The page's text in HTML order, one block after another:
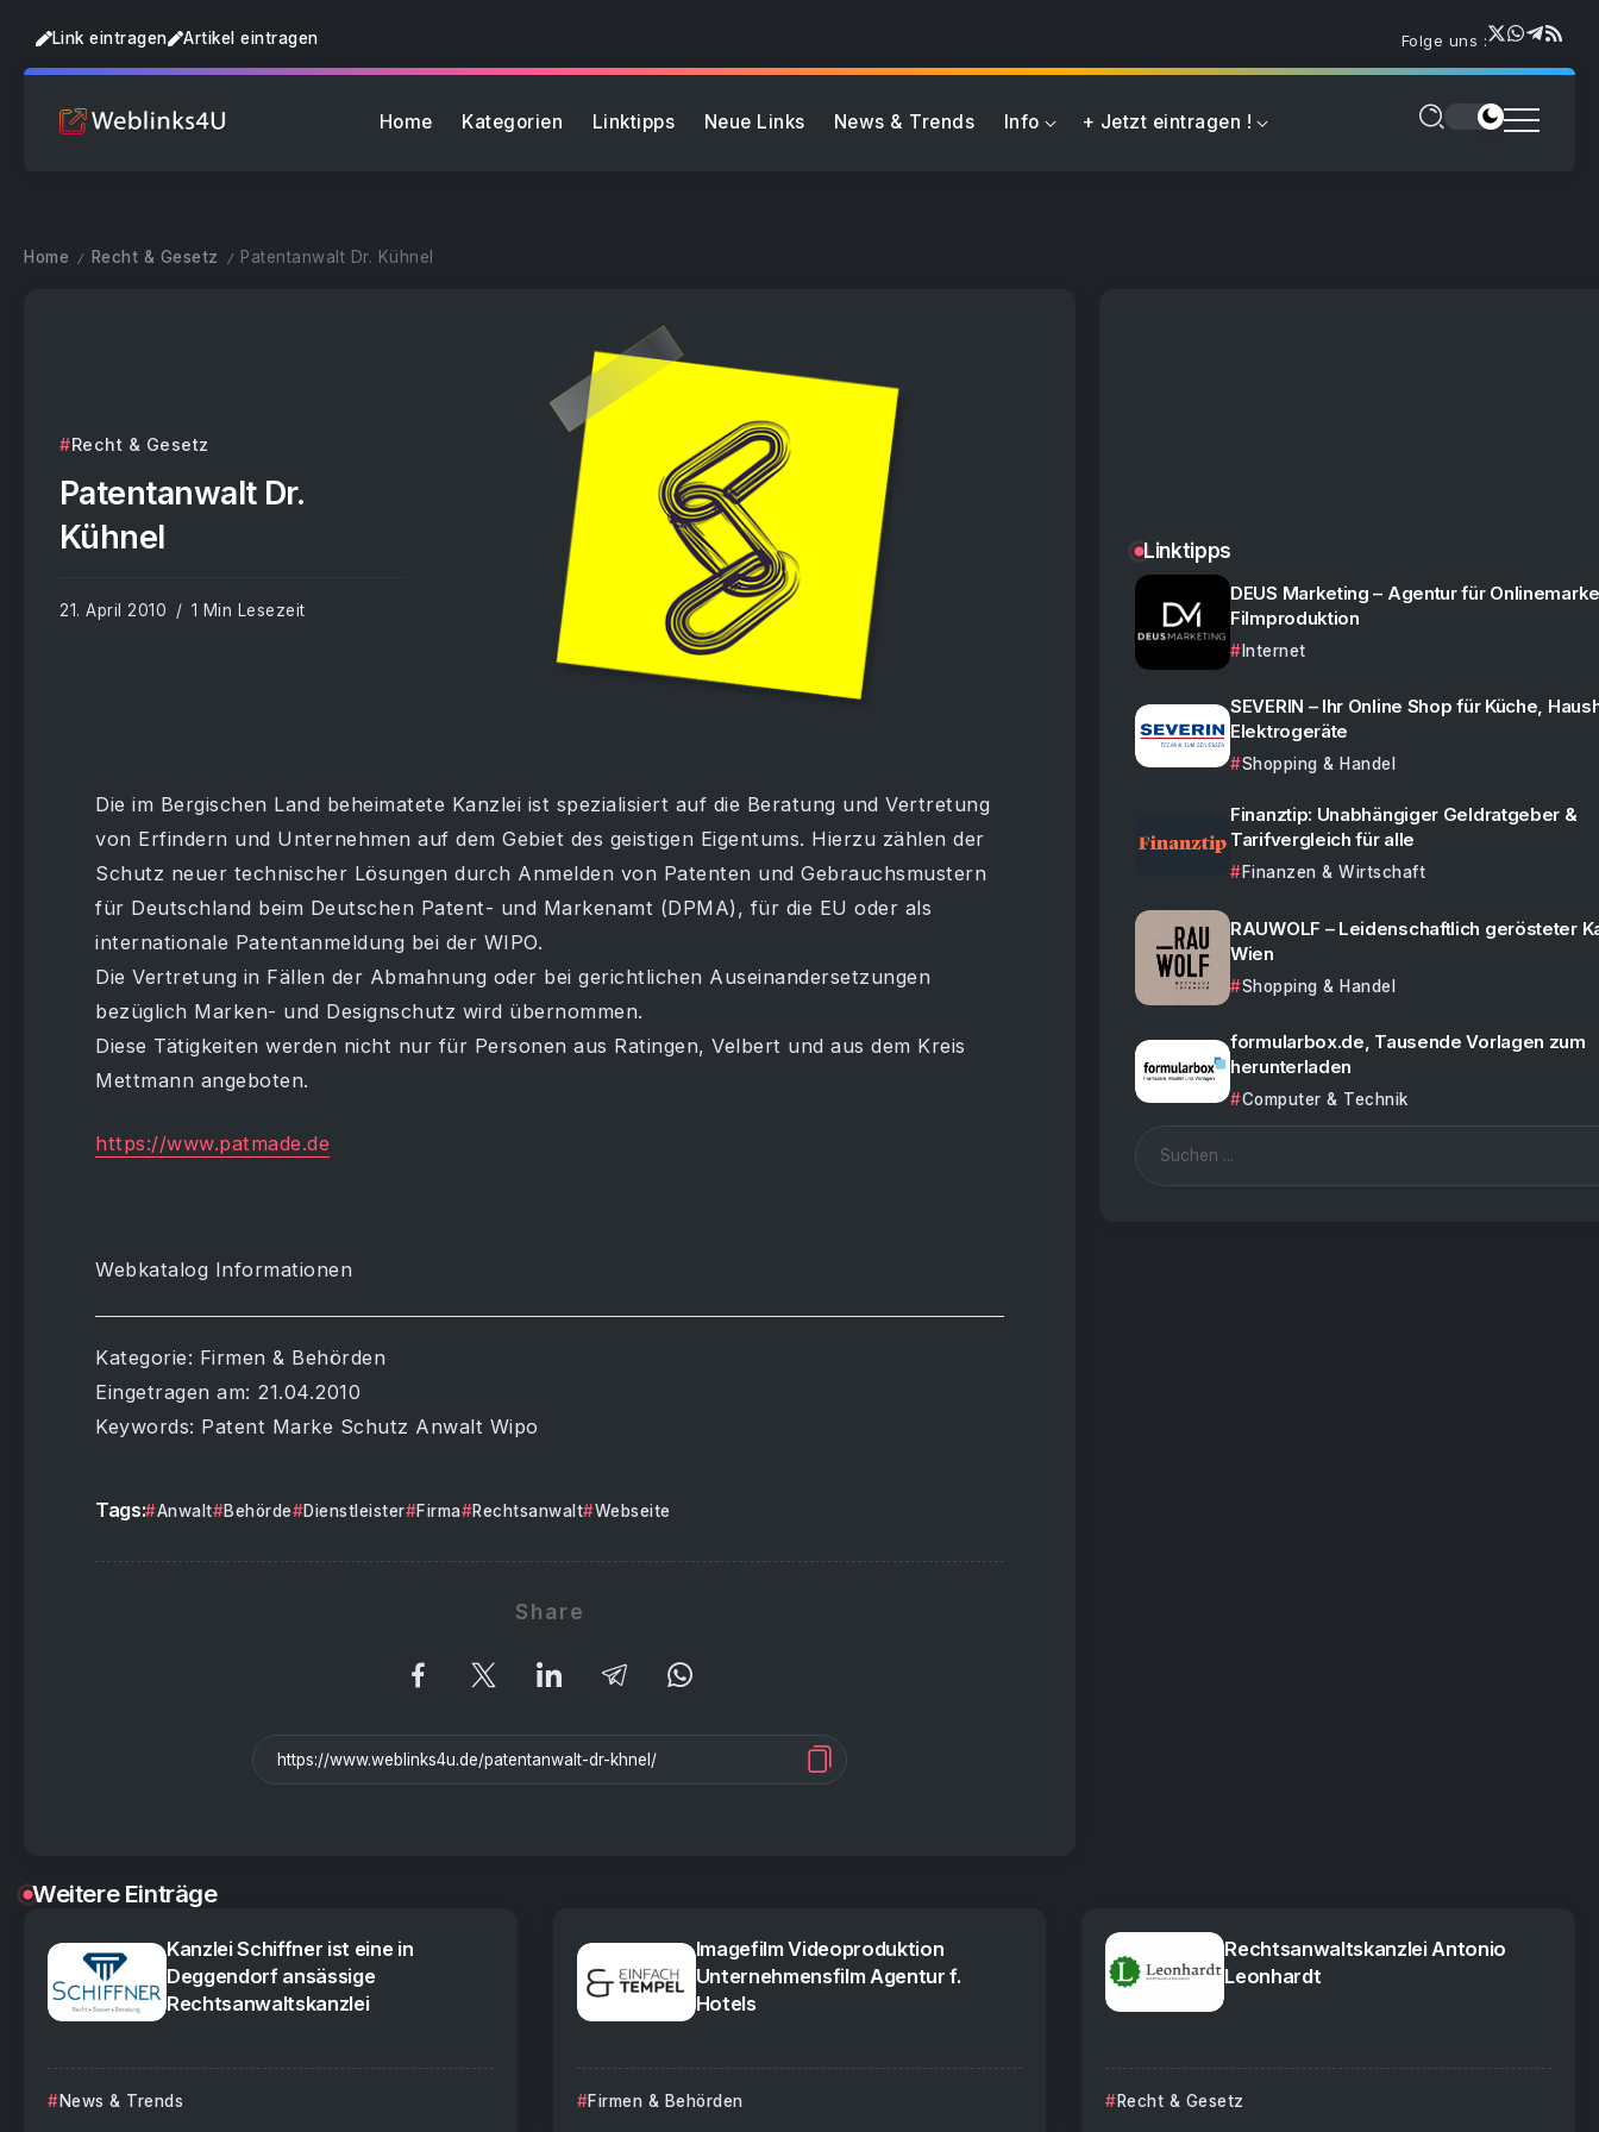
Link eintragen Artikel eintragen Folge uns :
Home Kategorien Linktipps Neue Links News & Trends Info + Jetzt eintragen !
Home / Recht & Gesetz / Patentanwalt Dr. Kühnel
Recht & Gesetz
Patentanwalt Dr.
Kühnel
21. April 2010 1 Min Lesezeit
Die im Bergischen Land beheimatete Kanzlei ist spezialisiert auf die Beratung und Vertretung
von Erfindern und Unternehmen auf dem Gebiet des geistigen Eigentums. Hierzu zählen der
Schutz neuer technischer Lösungen durch Anmelden von Patenten und Gebrauchsmustern
für Deutschland beim Deutschen Patent- und Markenamt (DPMA), für die EU oder als
internationale Patentanmeldung bei der WIPO.
Die Vertretung in Fällen der Abmahnung oder bei gerichtlichen Auseinandersetzungen
bezüglich Marken- und Designschutz wird übernommen.
Diese Tätigkeiten werden nicht nur für Personen aus Ratingen, Velbert und aus dem Kreis
Mettmann angeboten.
https://www.patmade.de
Webkatalog Informationen
Kategorie: Firmen & Behörden
Eingetragen am: 21.04.2010
Keywords: Patent Marke Schutz Anwalt Wipo
Tags: Anwalt Behörde Dienstleister Firma Rechtsanwalt Webseite
Share
Linktipps
DEUS Marketing – Agentur für
Filmproduktion
Internet
SEVERIN – Ihr Online Shop für Küche,
Elektrogeräte
Shopping & Handel
Finanztip: Unabhängiger Geldratgeber &
Tarifvergleich für alle
Finanzen & Wirtschaft
RAUWOLF – Leidenschaftlich gerösteter
Wien
Shopping & Handel
formularbox.de, Tausende Vorlagen zum
herunterladen
Computer & Technik
Weitere Einträge
Kanzlei Schiffner ist eine in
Deggendorf ansässige
Rechtsanwaltskanzlei
News & Trends
Imagefilm Videoproduktion
Unternehmensfilm Agentur f.
Hotels
Firmen & Behörden
Rechtsanwaltskanzlei Antonio
Leonhardt
Recht & Gesetz